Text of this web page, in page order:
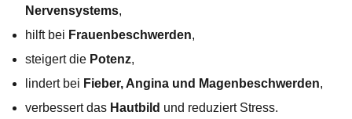
Nervensystems,
hilft bei Frauenbeschwerden,
steigert die Potenz,
lindert bei Fieber, Angina und Magenbeschwerden,
verbessert das Hautbild und reduziert Stress.